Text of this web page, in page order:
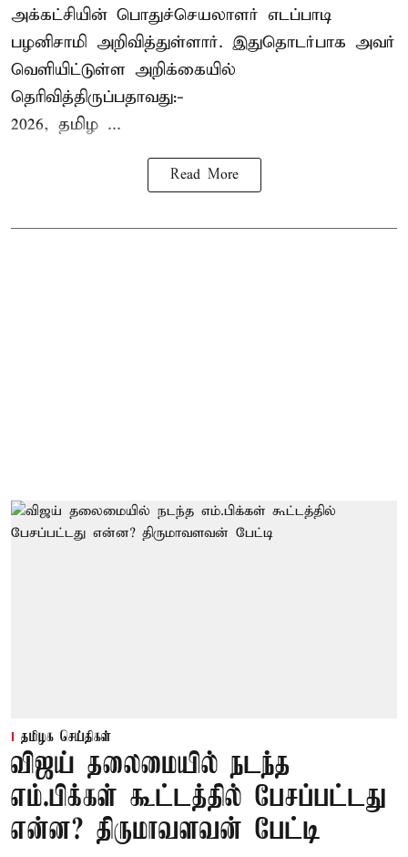
அக்கட்சியின் பொதுச்செயலாளர் எடப்பாடி
பழனிசாமி அறிவித்துள்ளார். இதுதொடர்பாக அவர்
வெளியிட்டுள்ள அறிக்கையில்
தெரிவித்திருப்பதாவது:-
2026, தமிழ ...
Read More
தமிழக செய்திகள்
விஜய் தலைமையில் நடந்த
எம்.பிக்கள் கூட்டத்தில் பேசப்பட்டது
என்ன? திருமாவளவன் பேட்டி